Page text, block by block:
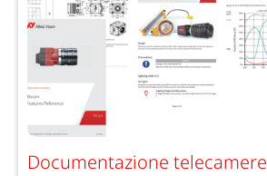
Documentazione telecamere